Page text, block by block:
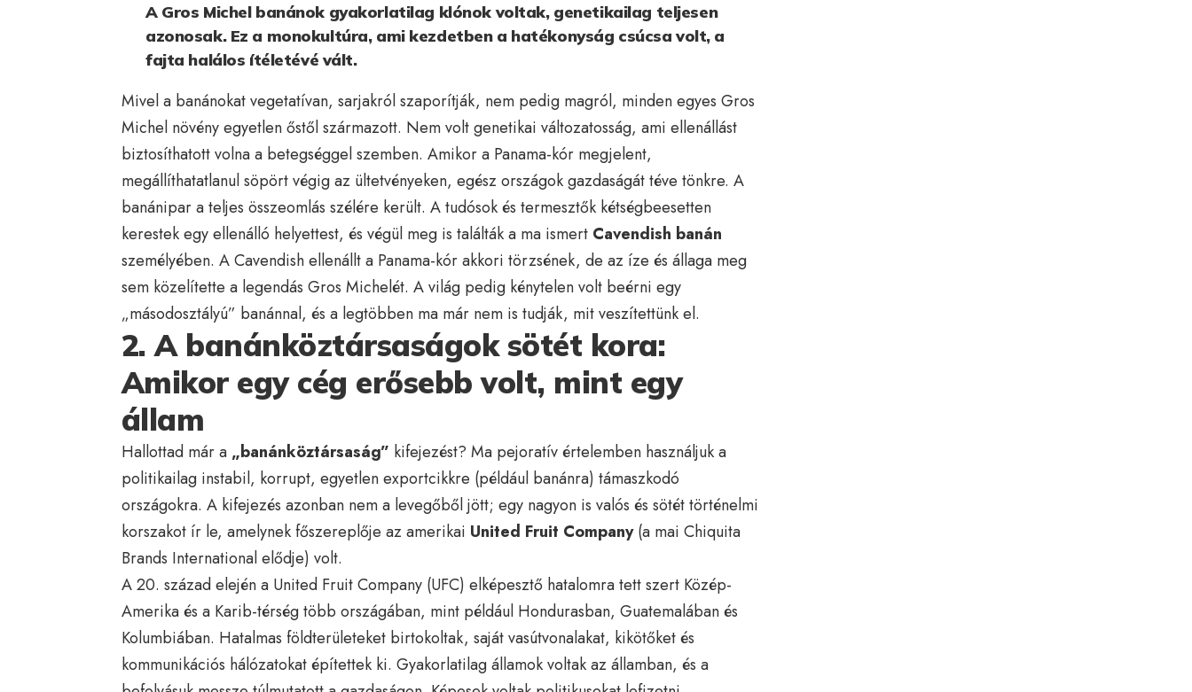
A Gros Michel banánok gyakorlatilag klónok voltak, genetikailag teljesen
azonosak. Ez a monokultúra, ami kezdetben a hatékonyság csúcsa volt, a
fajta halálos ítéletévé vált.
Mivel a banánokat vegetatívan, sarjakról szaporítják, nem pedig magról, minden egyes Gros
Michel növény egyetlen őstől származott. Nem volt genetikai változatosság, ami ellenállást
biztosíthatott volna a betegséggel szemben. Amikor a Panama-kór megjelent,
megállíthatatlanul söpört végig az ültetvényeken, egész országok gazdaságát téve tönkre. A
banánipar a teljes összeomlás szélére került. A tudósok és termesztők kétségbeesetten
kerestek egy ellenálló helyettest, és végül meg is találták a ma ismert Cavendish banán
személyében. A Cavendish ellenállt a Panama-kór akkori törzsének, de az íze és állaga meg
sem közelítette a legendás Gros Michelét. A világ pedig kénytelen volt beérni egy
„másodosztályú” banánnal, és a legtöbben ma már nem is tudják, mit veszítettünk el.
2. A banánköztársaságok sötét kora:
Amikor egy cég erősebb volt, mint egy
állam
Hallottad már a „banánköztársaság” kifejezést? Ma pejoratív értelemben használjuk a
politikailag instabil, korrupt, egyetlen exportcikkre (például banánra) támaszkodó
országokra. A kifejezés azonban nem a levegőből jött; egy nagyon is valós és sötét történelmi
korszakot ír le, amelynek főszereplője az amerikai United Fruit Company(a mai Chiquita
Brands International elődje) volt.
A 20. század elején a United Fruit Company (UFC) elképesztő hatalomra tett szert Közép-
Amerika és a Karib-térség több országában, mint például Hondurasban, Guatemalában és
Kolumbiában. Hatalmas földterületeket birtokoltak, saját vasútvonalakat, kikötőket és
kommunikációs hálózatokat építettek ki. Gyakorlatilag államok voltak az államban, és a